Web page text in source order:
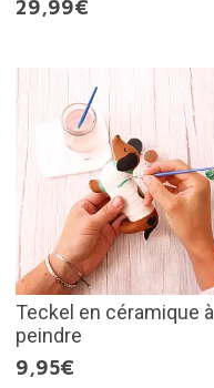
29,99€
Teckel en céramique à
peindre
9,95€